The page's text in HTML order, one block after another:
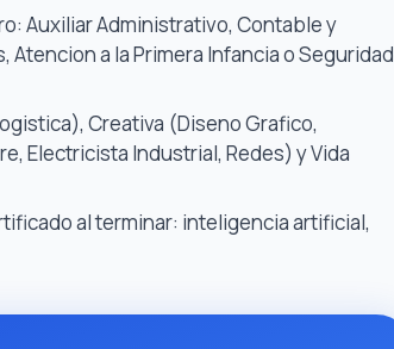
Auxiliar Administrativo, Contable y
Atencion a la Primera Infancia o Seguridad
Creativa (Diseno Grafico,
Electricista Industrial, Redes) y Vida
al terminar: inteligencia artificial,